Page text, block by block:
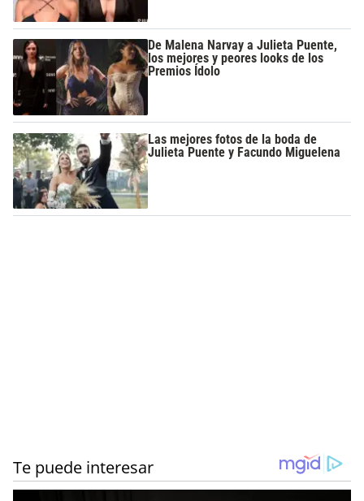
De Malena Narvay a Julieta Puente,
los mejores y peores looks de los
Premios Ídolo
Las mejores fotos de la boda de
Julieta Puente y Facundo Miguelena